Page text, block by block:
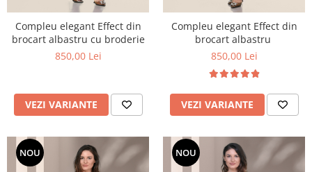
Compleu elegant Effect din
brocart albastru cu broderie
850,00 Lei
VEZI VARIANTE
Compleu elegant Effect din
brocart albastru
850,00 Lei
VEZI VARIANTE
NOU NOU